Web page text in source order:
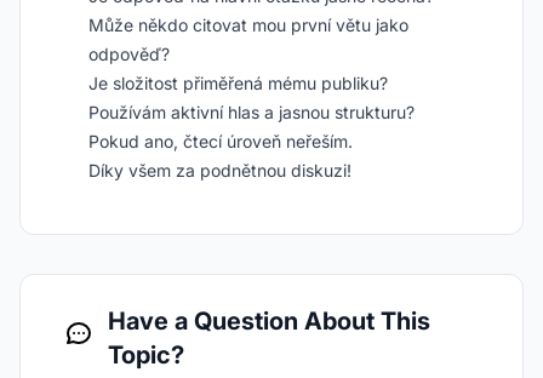
Může někdo citovat mou první větu jako
odpověď?
Je složitost přiměřená mému publiku?
Používám aktivní hlas a jasnou strukturu?
Pokud ano, čtecí úroveň neřeším.
Díky všem za podnětnou diskuzi!
Have a Question About This
Topic?